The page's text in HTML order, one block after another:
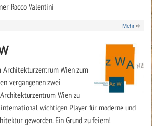
Rocco Valentini
Mehr
Wien zum
vergangenen zwei
Wien zu
wichtigen Player für moderne und
geworden. Ein Grund zu feiern!